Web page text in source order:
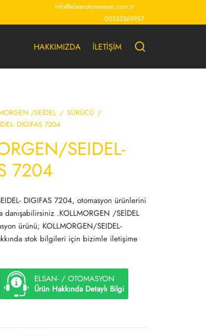
info@elsanotomasyon.com.tr
05333569957
HAKKIMIZDA İLETİŞİM
/SEİDEL / SÜRÜCÜ /
DIGIFAS 7204
SEIDEL-
7204
DIGIFAS 7204, otomasyon ürünlerini
danışabilirsiniz .KOLLMORGEN /SEİDEL
ürünü; KOLLMORGEN/SEIDEL-
stok bilgileri için bizimle iletişime
ELSAN- / OTOMASYON
Ürün Hakkında Detaylı Bilgi